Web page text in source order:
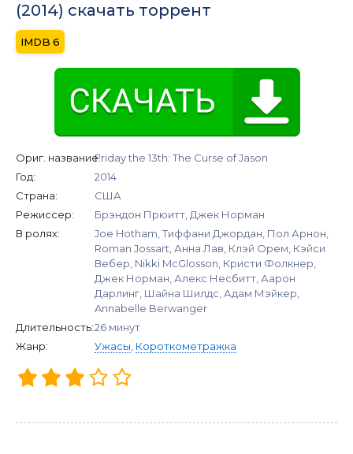
(2014) скачать торрент
6
Ориг. название:Friday the 13th: The Curse of Jason
Год:
2014
Страна:
США
Режиссер:
Брэндон Прюитт, Джек Норман
В ролях:
Joe Hotham, Тиффани Джордан, Пол Арнон,
Roman Jossart, Анна Лав, Клэй Орем, Кэйси
Вебер, Nikki McGlosson, Кристи Фолкнер,
Джек Норман, Алекс Несбитт, Аарон
Дарлинг, Шайна Шилдс, Адам Мэйкер,
Annabelle Berwanger
Длительность:26 минут
Жанр:
Ужасы Короткометражка